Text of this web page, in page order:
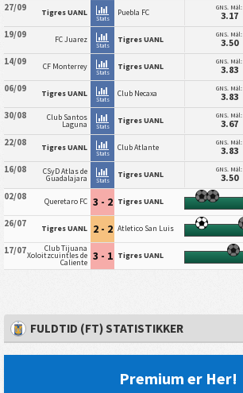
27/09 Tigres UANL
Stats
Puebla FC GNS. Mål:
3.17
19/09 FC Juarez
Stats
Tigres UANL GNS. Mål:
3.50
14/09 CF Monterrey
Stats
Tigres UANL GNS. Mål:
3.83
06/09 Tigres UANL
Stats
Club Necaxa GNS. Mål:
3.83
30/08 Club Santos
Laguna Stats
Tigres UANL GNS. Mål:
3.67
22/08 Tigres UANL
Stats
Club Atlante GNS. Mål:
3.83
16/08 CSyD Atlas de
Guadalajara Stats
Tigres UANL GNS. Mål:
3.50
02/08 Queretaro FC 3 - 2 Tigres UANL
26/07 Tigres UANL 2 - 2 Atletico San Luis
17/07 Club Tijuana
Xoloitzcuintles de
Caliente 3 - 1 Tigres UANL
FULDTID (FT) STATISTIKKER
Premium er Her!